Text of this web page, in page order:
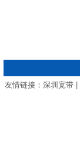
友情链接： 深圳宽带|